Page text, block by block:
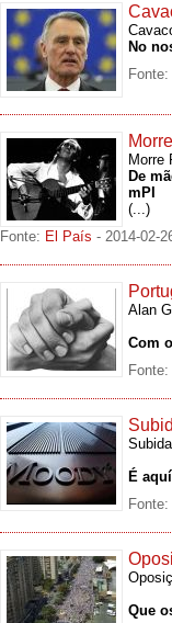
No
Fonte:
Morre
De
mPI
(...)
Fonte: El País - 2014-02-
Alan
Com
Fonte:
É
Fonte:
Que